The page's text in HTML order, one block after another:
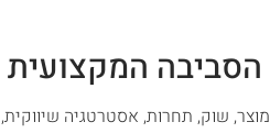
הסביבה המקצועית
מוצר, שוק, תחרות, אסטרטגיה שיווקית,